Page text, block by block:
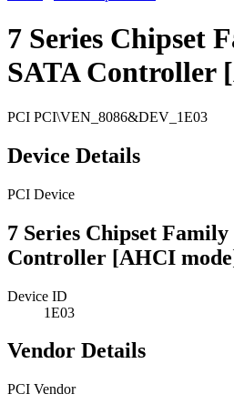
7 Series Chipset
SATA Controller
PCI PCI\VEN_8086&DEV_1E03
Device Details
PCI Device
7 Series Chipset
Controller [AHCI
Device ID
1E03
Vendor Details
PCI Vendor